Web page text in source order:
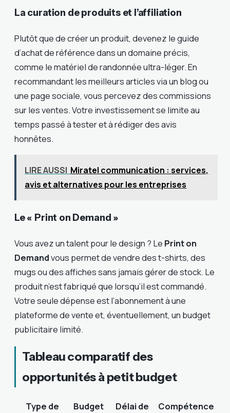
La curation de produits et l’affiliation
Plutôt que de créer un produit, devenez le guide
d’achat de référence dans un domaine précis,
comme le matériel de randonnée ultra-léger. En
recommandant les meilleurs articles via un blog ou
une page sociale, vous percevez des commissions
sur les ventes. Votre investissement se limite au
temps passé à tester et à rédiger des avis
honnêtes.
LIRE AUSSI Miratel communication : services,
avis et alternatives pour les entreprises
Le « Print on Demand »
Vous avez un talent pour le design ? Le Print on
Demandvous permet de vendre des t-shirts, des
mugs ou des affiches sans jamais gérer de stock. Le
produit n’est fabriqué que lorsqu’il est commandé.
Votre seule dépense est l’abonnement à une
plateforme de vente et, éventuellement, un budget
publicitaire limité.
Tableau comparatif des
opportunités à petit budget
Type de
Budget
Délai de
Compétence